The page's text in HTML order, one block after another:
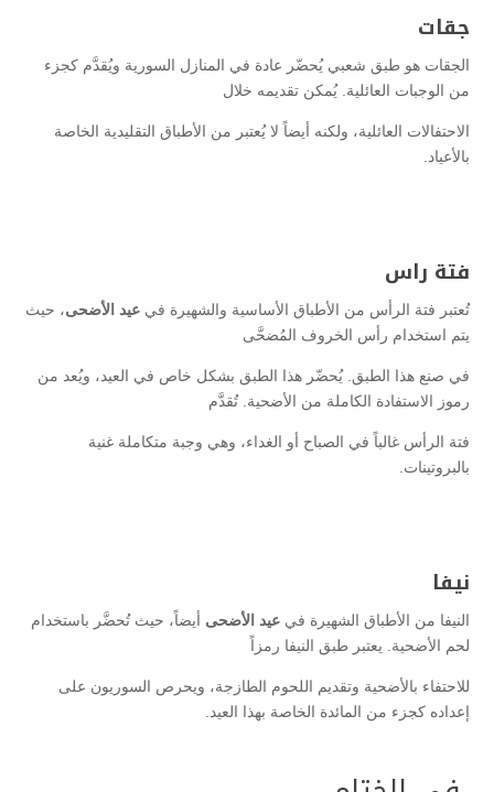
جقات
الجقات هو طبق شعبي يُحضّر عادة في المنازل السورية ويُقدَّم كجزء
من الوجبات العائلية. يُمكن تقديمه خلال
الاحتفالات العائلية، ولكنه أيضاً لا يُعتبر من الأطباق التقليدية الخاصة
بالأعياد.
فتة راس
تُعتبر فتة الرأس من الأطباق الأساسية والشهيرة في عيد الأضحى، حيث
يتم استخدام رأس الخروف المُضحَّى
في صنع هذا الطبق. يُحضّر هذا الطبق بشكل خاص في العيد، ويُعد من
رموز الاستفادة الكاملة من الأضحية. تُقدَّم
فتة الرأس غالباً في الصباح أو الغداء، وهي وجبة متكاملة غنية
بالبروتينات.
نيفا
النيفا من الأطباق الشهيرة في عيد الأضحى أيضاً، حيث تُحضَّر باستخدام
لحم الأضحية. يعتبر طبق النيفا رمزاً
للاحتفاء بالأضحية وتقديم اللحوم الطازجة، ويحرص السوريون على
إعداده كجزء من المائدة الخاصة بهذا العيد.